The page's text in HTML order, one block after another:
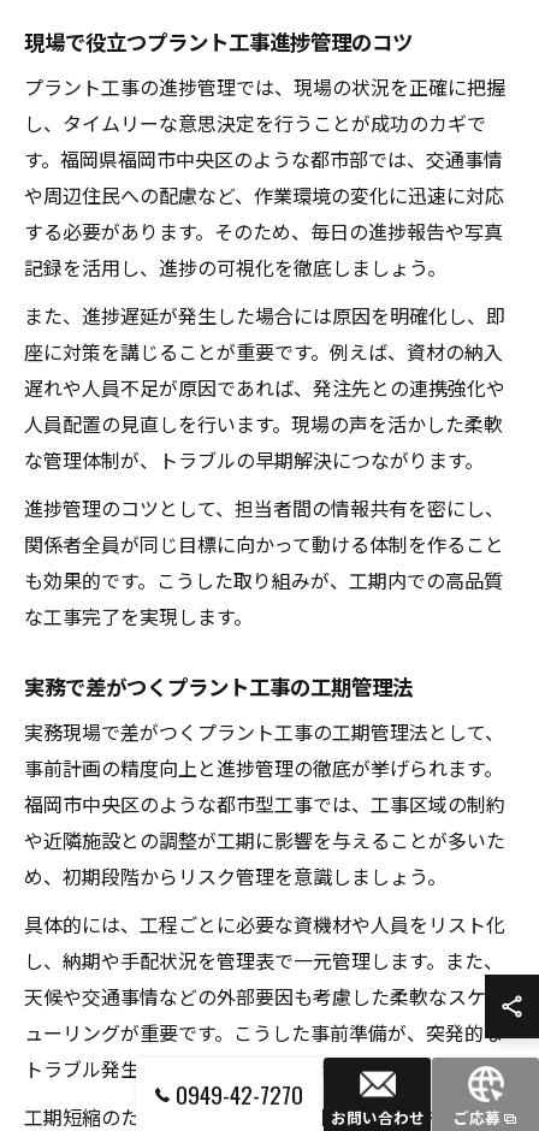
現場で役立つプラント工事進捗管理のコツ
プラント工事の進捗管理では、現場の状況を正確に把握
し、タイムリーな意思決定を行うことが成功のカギで
す。福岡県福岡市中央区のような都市部では、交通事情
や周辺住民への配慮など、作業環境の変化に迅速に対応
する必要があります。そのため、毎日の進捗報告や写真
記録を活用し、進捗の可視化を徹底しましょう。
また、進捗遅延が発生した場合には原因を明確化し、即
座に対策を講じることが重要です。例えば、資材の納入
遅れや人員不足が原因であれば、発注先との連携強化や
人員配置の見直しを行います。現場の声を活かした柔軟
な管理体制が、トラブルの早期解決につながります。
進捗管理のコツとして、担当者間の情報共有を密にし、
関係者全員が同じ目標に向かって動ける体制を作ること
も効果的です。こうした取り組みが、工期内での高品質
な工事完了を実現します。
実務で差がつくプラント工事の工期管理法
実務現場で差がつくプラント工事の工期管理法として、
事前計画の精度向上と進捗管理の徹底が挙げられます。
福岡市中央区のような都市型工事では、工事区域の制約
や近隣施設との調整が工期に影響を与えることが多いた
め、初期段階からリスク管理を意識しましょう。
具体的には、工程ごとに必要な資機材や人員をリスト化
し、納期や手配状況を管理表で一元管理します。また、
天候や交通事情などの外部要因も考慮した柔軟なスケジ
ューリングが重要です。こうした事前準備が、突発的な
トラブル発生時の迅速な対応を可能にします。
工期短縮のためには、作業工程の重複や省力化も検討し
0949-42-7270
お問い合わせ ご応募